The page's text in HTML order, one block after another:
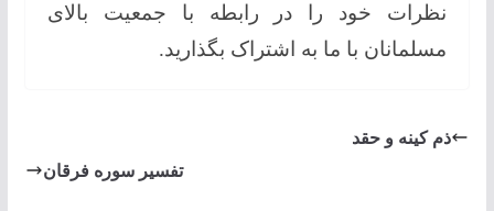
نظرات خود را در رابطه با جمعیت بالای
مسلمانان با ما به اشتراک بگذارید.
ذم کینه و حقد
تفسیر سوره فرقان